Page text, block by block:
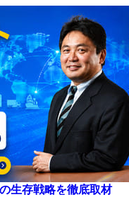
生存戦略を徹底取材